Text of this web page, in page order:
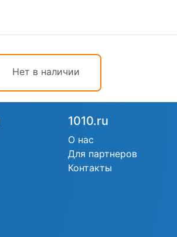
Нет в наличии
1010.ru
О нас
Для партнеров
Контакты